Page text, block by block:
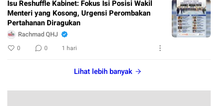
Isu Reshuffle Kabinet: Fokus Isi Posisi Wakil
Menteri yang Kosong, Urgensi Perombakan
Pertahanan Diragukan
Rachmad QHJ
0 0 1 hari
Lihat lebih banyak